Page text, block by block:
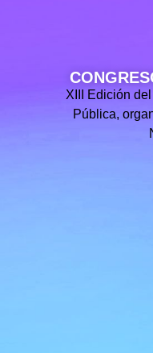
XIII Edición
Pública,